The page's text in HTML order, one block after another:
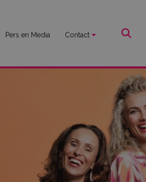
Pers en Media Contact